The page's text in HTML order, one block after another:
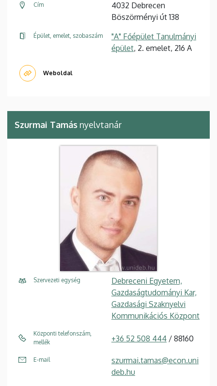
Cím
4032 Debrecen
Böszörményi út 138
Épület, emelet, szobaszám
"A" Főépület Tanulmányi
épület, 2. emelet, 216 A
Weboldal
Szurmai Tamás nyelvtanár
Szervezeti egység
Debreceni Egyetem,
Gazdaságtudományi Kar,
Gazdasági Szaknyelvi
Kommunikációs Központ
Központi telefonszám,
mellék
+36 52 508 444 / 88160
E-mail
szurmai.tamas@econ.uni
deb.hu